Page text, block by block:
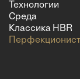
Технологии
Среда
Классика HBR